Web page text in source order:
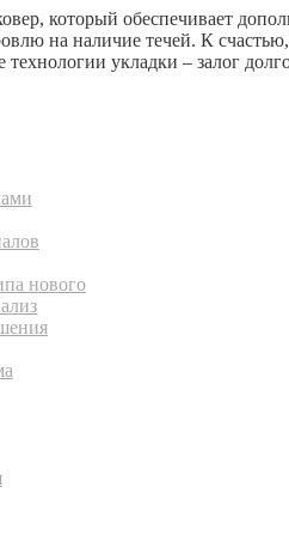
который обеспечивает
на наличие течей. К
укладки – залог
нового